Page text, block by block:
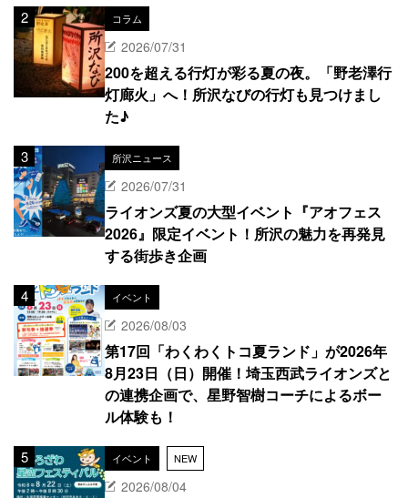
コラム
2026/07/31
200を超える行灯が彩る夏の夜。「野老澤行
灯廊火」へ！所沢なびの行灯も見つけまし
た♪
所沢ニュース
2026/07/31
ライオンズ夏の大型イベント『アオフェス
2026』限定イベント！所沢の魅力を再発見
する街歩き企画
イベント
2026/08/03
第17回「わくわくトコ夏ランド」が2026年
8月23日（日）開催！埼玉西武ライオンズと
の連携企画で、星野智樹コーチによるボー
ル体験も！
イベント NEW
2026/08/04